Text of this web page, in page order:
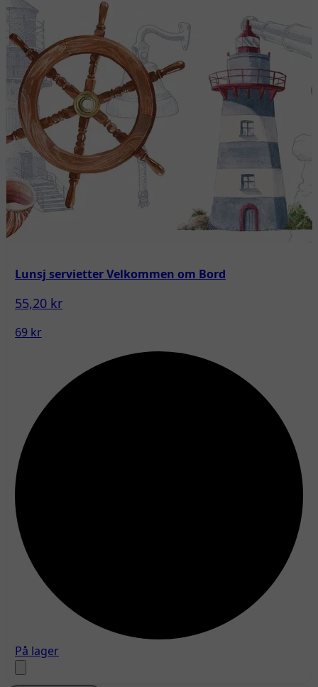
Lunsj servietter Velkommen om Bord
55,20 kr
69 kr
På lager